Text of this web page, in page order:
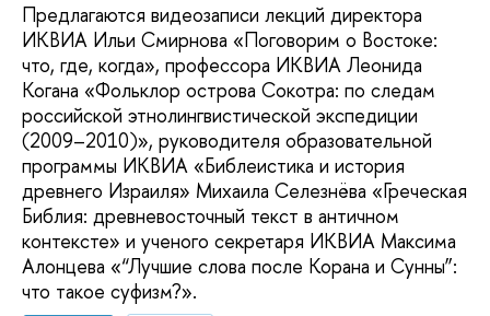
Предлагаются видеозаписи лекций директора
ИКВИА Ильи Смирнова «Поговорим о Востоке:
что, где, когда», профессора ИКВИА Леонида
Когана «Фольклор острова Сокотра: по следам
российской этнолингвистической экспедиции
(2009–2010)», руководителя образовательной
программы ИКВИА «Библеистика и история
древнего Израиля» Михаила Селезнёва «Греческая
Библия: древневосточный текст в античном
контексте» и ученого секретаря ИКВИА Максима
Алонцева «“Лучшие слова после Корана и Сунны”:
что такое суфизм?».